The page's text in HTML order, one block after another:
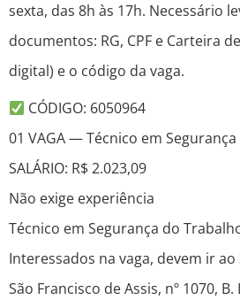
sexta, das 8h às 17h. Necessário
documentos: RG, CPF e Carteira
digital) e o código da vaga.
CÓDIGO: 6050964
01 VAGA — Técnico em
SALÁRIO: R$ 2.023,09
Não exige experiência
Técnico em Segurança do
Interessados na vaga, devem ir ao
São Francisco de Assis, nº 1070,